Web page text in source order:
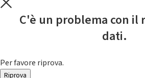
C'è un problema con il
dati.
Per favore riprova.
Riprova